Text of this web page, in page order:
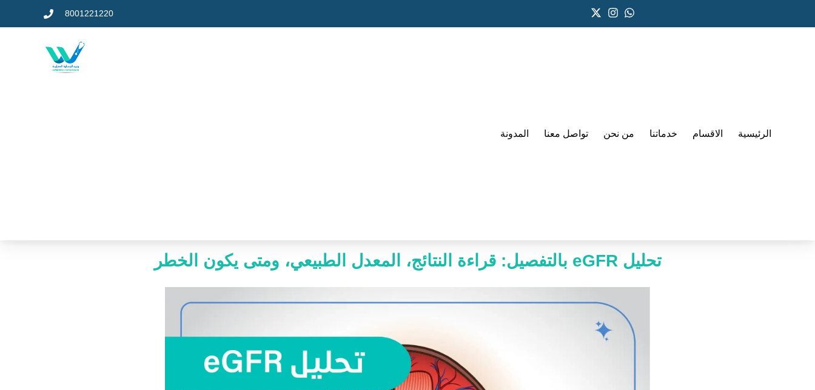
8001221220
الرئيسية الاقسام خدماتنا من نحن تواصل معنا المدونة
تحليل eGFR بالتفصيل: قراءة النتائج، المعدل الطبيعي، ومتى يكون الخطر